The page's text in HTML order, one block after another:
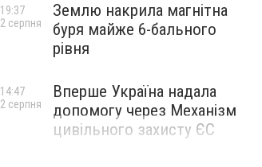
Землю накрила магнітна
буря майже 6-бального
рівня
19:37
2 серпня
Вперше Україна надала
допомогу через Механізм
цивільного захисту ЄС
14:47
2 серпня